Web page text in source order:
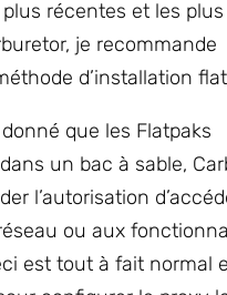
récentes et les
je recommande
d’installation
que les Flatpaks
un bac à sable,
l’autorisation
ou aux
est tout à fait normal